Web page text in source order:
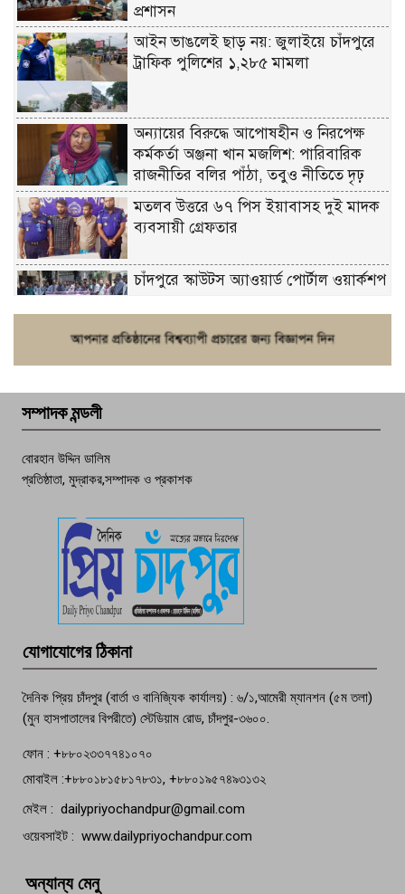
প্রশাসন
আইন ভাঙলেই ছাড় নয়: জুলাইয়ে চাঁদপুরে
ট্রাফিক পুলিশের ১,২৮৫ মামলা
অন্যায়ের বিরুদ্ধে আপোষহীন ও নিরপেক্ষ
কর্মকর্তা অঞ্জনা খান মজলিশ: পারিবারিক
রাজনীতির বলির পাঁঠা, তবুও নীতিতে দৃঢ়
মতলব উত্তরে ৬৭ পিস ইয়াবাসহ দুই মাদক
ব্যবসায়ী গ্রেফতার
চাঁদপুরে স্কাউটস অ্যাওয়ার্ড পোর্টাল ওয়ার্কশপ
পচা দুর্গন্ধে ৯৯৯-এ ফোন, ফরিদগঞ্জে
তরুণের অর্ধগলিত লাশ উদ্ধার
বেঁচে নেই, বিভিন্ন সংগঠনের শোক
সম্পাদক মন্ডলী
বোরহান উদ্দিন ডালিম
প্রতিষ্ঠাতা, মুদ্রাকর,সম্পাদক ও প্রকাশক
যোগাযোগের ঠিকানা
দৈনিক প্রিয় চাঁদপুর (বার্তা ও বানিজ্যিক কার্যালয়) : ৬/১,আমেরী ম্যানশন (৫ম তলা)
(মুন হাসপাতালের বিপরীতে) স্টেডিয়াম রোড, চাঁদপুর-৩৬০০.
ফোন : +৮৮০২৩৩৭৭৪১০৭০
মোবাইল :+৮৮০১৮১৫৮১৭৮৩১, +৮৮০১৯৫৭৪৯৩১৩২
মেইল : dailypriyochandpur@gmail.com
ওয়েবসাইট : www.dailypriyochandpur.com
অন্যান্য মেনু